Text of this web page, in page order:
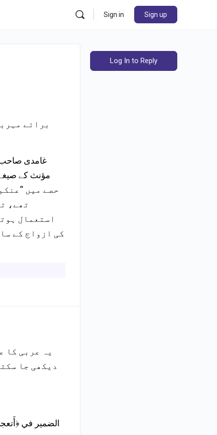
Sign in Sign up
برائے
حصے میں
تھے،
استعمال
کی ازواج کے
یہ عربی کا
دیکھی جا
الضمير في
Log In to Reply